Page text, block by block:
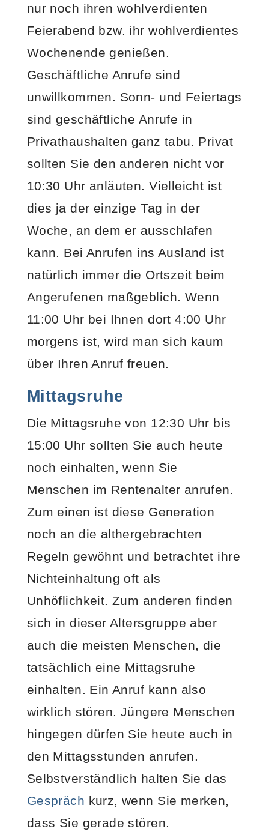
nur noch ihren wohlverdienten
Feierabend bzw. ihr wohlverdientes
Wochenende genießen.
Geschäftliche Anrufe sind
unwillkommen. Sonn- und Feiertags
sind geschäftliche Anrufe in
Privathaushalten ganz tabu. Privat
sollten Sie den anderen nicht vor
10:30 Uhr anläuten. Vielleicht ist
dies ja der einzige Tag in der
Woche, an dem er ausschlafen
kann. Bei Anrufen ins Ausland ist
natürlich immer die Ortszeit beim
Angerufenen maßgeblich. Wenn
11:00 Uhr bei Ihnen dort 4:00 Uhr
morgens ist, wird man sich kaum
über Ihren Anruf freuen.
Mittagsruhe
Die Mittagsruhe von 12:30 Uhr bis
15:00 Uhr sollten Sie auch heute
noch einhalten, wenn Sie
Menschen im Rentenalter anrufen.
Zum einen ist diese Generation
noch an die althergebrachten
Regeln gewöhnt und betrachtet ihre
Nichteinhaltung oft als
Unhöflichkeit. Zum anderen finden
sich in dieser Altersgruppe aber
auch die meisten Menschen, die
tatsächlich eine Mittagsruhe
einhalten. Ein Anruf kann also
wirklich stören. Jüngere Menschen
hingegen dürfen Sie heute auch in
den Mittagsstunden anrufen.
Selbstverständlich halten Sie das
Gespräch kurz, wenn Sie merken,
dass Sie gerade stören.